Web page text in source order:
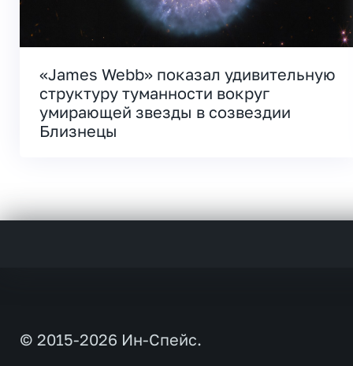
«James Webb» показал удивительную
структуру туманности вокруг
умирающей звезды в созвездии
Близнецы
© 2015-2026 Ин-Спейс.